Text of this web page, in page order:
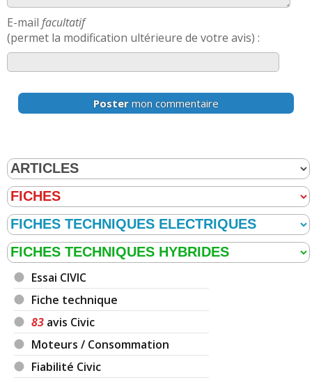
E-mail facultatif
(permet la modification ultérieure de votre avis) :
Poster mon commentaire
Essai CIVIC
Fiche technique
83 avis Civic
Moteurs / Consommation
Fiabilité Civic